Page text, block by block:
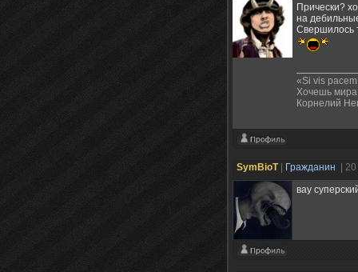
Прически?
на
Свершилось
«Si vis
Хочешь мира
Корнелий
SymBioT| Гражданин
|
вау